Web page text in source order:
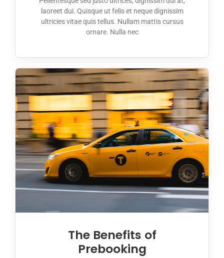
laoreet dui. Quisque ut felis et neque dignissim
ultricies vitae quis tellus. Nullam mattis cursus
ornare. Nulla nec
The Benefits of
Prebooking